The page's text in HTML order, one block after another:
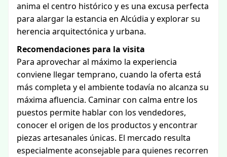
anima el centro histórico y es una excusa perfecta
para alargar la estancia en Alcúdia y explorar su
herencia arquitectónica y urbana.
Recomendaciones para la visita
Para aprovechar al máximo la experiencia
conviene llegar temprano, cuando la oferta está
más completa y el ambiente todavía no alcanza su
máxima afluencia. Caminar con calma entre los
puestos permite hablar con los vendedores,
conocer el origen de los productos y encontrar
piezas artesanales únicas. El mercado resulta
especialmente aconsejable para quienes recorren